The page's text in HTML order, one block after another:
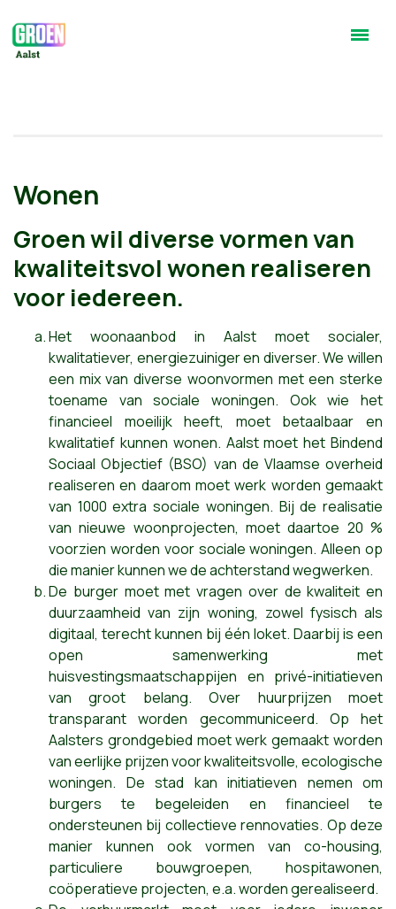
Wonen
Groen wil diverse vormen van
kwaliteitsvol wonen realiseren
voor iedereen.
Het woonaanbod in Aalst moet socialer,
kwalitatiever, energiezuiniger en diverser. We willen
een mix van diverse woonvormen met een sterke
toename van sociale woningen. Ook wie het
financieel moeilijk heeft, moet betaalbaar en
kwalitatief kunnen wonen. Aalst moet het Bindend
Sociaal Objectief (BSO) van de Vlaamse overheid
realiseren en daarom moet werk worden gemaakt
van 1000 extra sociale woningen. Bij de realisatie
van nieuwe woonprojecten, moet daartoe 20 %
voorzien worden voor sociale woningen. Alleen op
die manier kunnen we de achterstand wegwerken.
De burger moet met vragen over de kwaliteit en
duurzaamheid van zijn woning, zowel fysisch als
digitaal, terecht kunnen bij één loket. Daarbij is een
open samenwerking met
huisvestingsmaatschappijen en privé-initiatieven
van groot belang. Over huurprijzen moet
transparant worden gecommuniceerd. Op het
Aalsters grondgebied moet werk gemaakt worden
van eerlijke prijzen voor kwaliteitsvolle, ecologische
woningen. De stad kan initiatieven nemen om
burgers te begeleiden en financieel te
ondersteunen bij collectieve rennovaties. Op deze
manier kunnen ook vormen van co-housing,
particuliere bouwgroepen, hospitawonen,
coöperatieve projecten, e.a. worden gerealiseerd.